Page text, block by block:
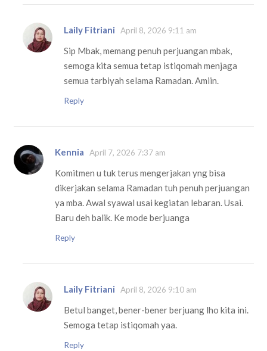
Laily Fitriani April 8, 2026 9:11 am
Sip Mbak, memang penuh perjuangan mbak,
semoga kita semua tetap istiqomah menjaga
semua tarbiyah selama Ramadan. Amiin.
Reply
Kennia April 7, 2026 7:37 am
Komitmen u tuk terus mengerjakan yng bisa
dikerjakan selama Ramadan tuh penuh perjuangan
ya mba. Awal syawal usai kegiatan lebaran. Usai.
Baru deh balik. Ke mode berjuanga
Reply
Laily Fitriani April 8, 2026 9:10 am
Betul banget, bener-bener berjuang lho kita ini.
Semoga tetap istiqomah yaa.
Reply